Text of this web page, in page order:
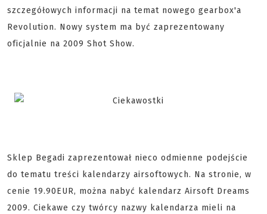
szczegółowych informacji na temat nowego gearbox'a
Revolution. Nowy system ma być zaprezentowany
oficjalnie na 2009 Shot Show.
Sklep Begadi zaprezentował nieco odmienne podejście
do tematu treści kalendarzy airsoftowych. Na stronie, w
cenie 19.90EUR, można nabyć kalendarz Airsoft Dreams
2009. Ciekawe czy twórcy nazwy kalendarza mieli na